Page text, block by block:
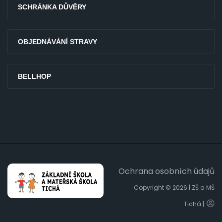
SCHRÁNKA DŮVĚRY
OBJEDNÁVÁNÍ STRAVY
BELLHOP
Ochrana osobních údajů
Copyright © 2026 | ZŠ a MŠ
Tichá |